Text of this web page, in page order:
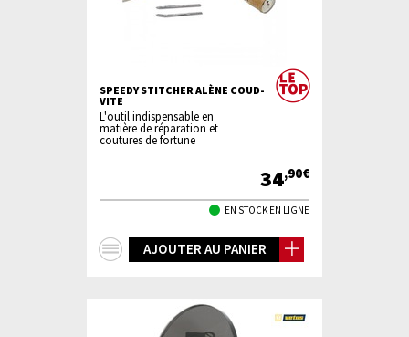
SPEEDY STITCHER ALÈNE COUD-
VITE
L'outil indispensable en
matière de réparation et
coutures de fortune
34,90€
EN STOCK EN LIGNE
AJOUTER AU PANIER